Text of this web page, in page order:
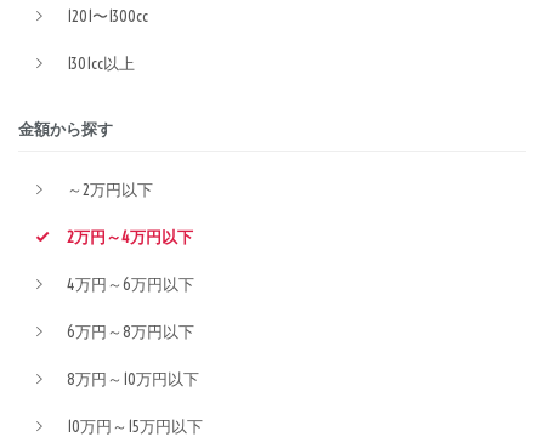
1201〜1300cc
1301cc以上
金額から探す
～2万円以下
2万円～4万円以下
4万円～6万円以下
6万円～8万円以下
8万円～10万円以下
10万円～15万円以下